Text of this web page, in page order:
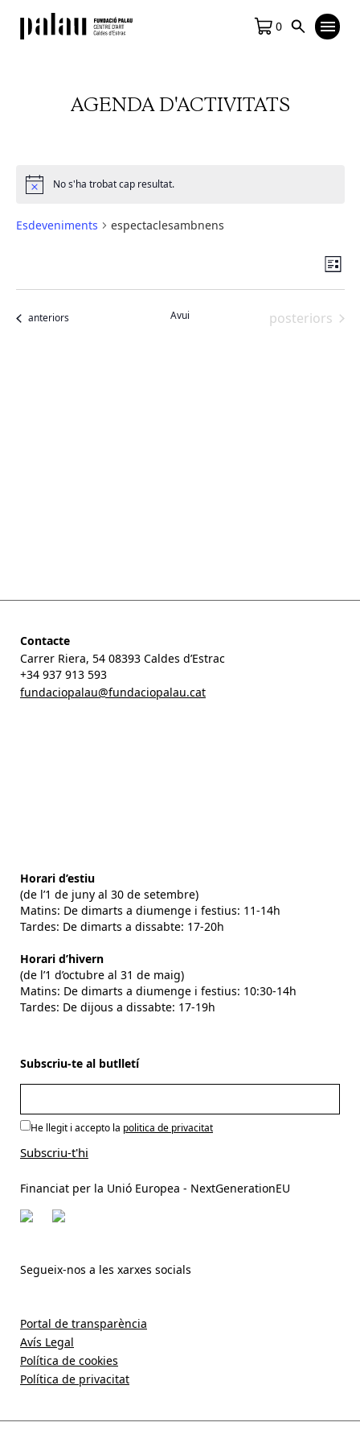
0
AGENDA D'ACTIVITATS
Notice No s'ha trobat cap resultat.
Esdeveniments espectaclesambnens
de
de
Llista
Esdeveniments
anteriors Avui Esdeveniments
posteriors
Contacte
Carrer Riera, 54 08393 Caldes d’Estrac
+34 937 913 593
fundaciopalau@fundaciopalau.cat
Horari d’estiu
(de l’1 de juny al 30 de setembre)
Matins: De dimarts a diumenge i festius: 11-14h
Tardes: De dimarts a dissabte: 17-20h
Horari d’hivern
(de l’1 d’octubre al 31 de maig)
Matins: De dimarts a diumenge i festius: 10:30-14h
Tardes: De dijous a dissabte: 17-19h
Subscriu-te al butlletí
He llegit i accepto la politica de privacitat
Financiat per la Unió Europea - NextGenerationEU
Segueix-nos a les xarxes socials
Portal de transparència
Avís Legal
Política de cookies
Política de privacitat